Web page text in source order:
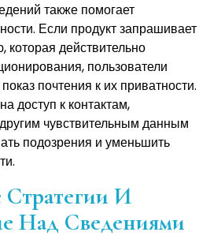
также помогает
Если продукт запрашивает
действительно
пользователи
почтения к их приватности.
доступ к контактам,
чувствительным данным
подозрения и уменьшить
И
Над Сведениями